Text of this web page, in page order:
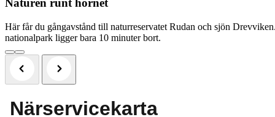
Naturen runt hörnet
Här får du gångavstånd till naturreservatet Rudan och sjön
nationalpark ligger bara 10 minuter bort.